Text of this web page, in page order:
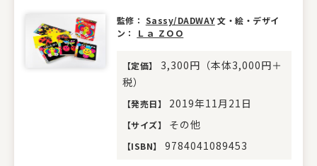
監修： Sassy/DADWAY文・絵・デザイ
ン：
Ｌａ ＺＯＯ
【定価】
3,300円（本体3,000円＋
税）
【発売日】 2019年11月21日
【サイズ】 その他
【ISBN】 9784041089453